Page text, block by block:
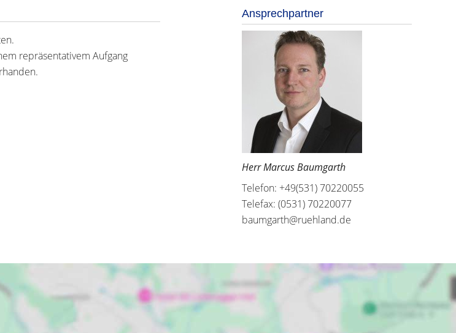
repräsentativem Aufgang
Ansprechpartner
Herr Marcus Baumgarth
Telefon: +49(531) 70220055
Telefax: (0531) 70220077
baumgarth@ruehland.de